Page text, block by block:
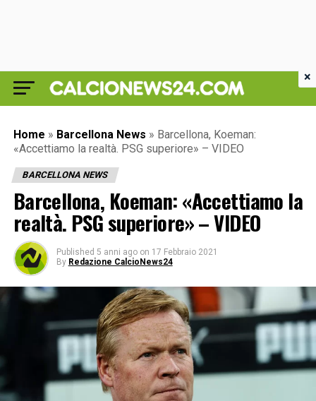
Home » Barcellona News » Barcellona, Koeman:
«Accettiamo la realtà. PSG superiore» – VIDEO
BARCELLONA NEWS
Barcellona, Koeman: «Accettiamo la
realtà. PSG superiore» – VIDEO
Published 5 anni ago on 17 Febbraio 2021
By Redazione CalcioNews24
×